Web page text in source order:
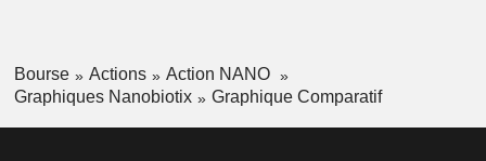
Bourse Actions
Action NANO
Graphiques Nanobiotix
Graphique Comparatif